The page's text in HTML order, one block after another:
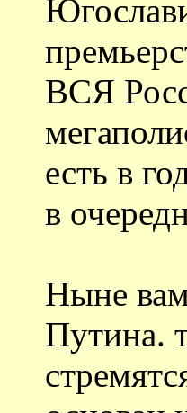
ВСЯ
есть в
в
Ныне
Путина.